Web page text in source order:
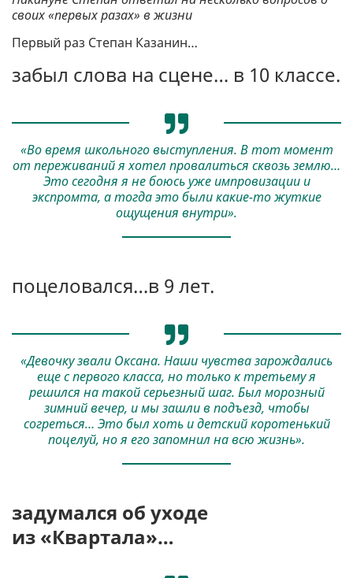
своих «первых разах» в жизни
Первый раз Степан Казанин…
забыл слова на сцене… в 10 классе.
«Во время школьного выступления. В тот момент
от переживаний я хотел провалиться сквозь землю…
Это сегодня я не боюсь уже импровизации и
экспромта, а тогда это были какие-то жуткие
ощущения внутри».
поцеловался…в 9 лет.
«Девочку звали Оксана. Наши чувства зарождались
еще с первого класса, но только к третьему я
решился на такой серьезный шаг. Был морозный
зимний вечер, и мы зашли в подъезд, чтобы
согреться… Это был хоть и детский коротенький
поцелуй, но я его запомнил на всю жизнь».
задумался об уходе
из «Квартала»…